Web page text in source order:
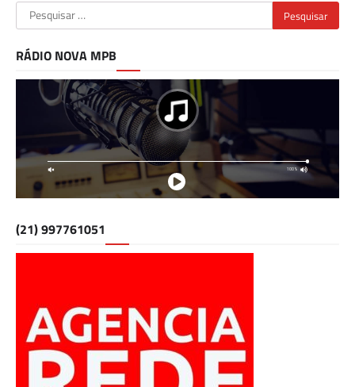
Pesquisar
por:
RÁDIO NOVA MPB
(21) 997761051